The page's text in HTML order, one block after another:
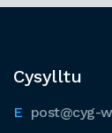
Cysylltu
post@cyg-